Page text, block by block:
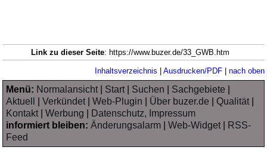
Link zu dieser Seite: https://www.buzer.de/33_GWB.htm
Inhaltsverzeichnis Ausdrucken/PDF| nach oben
Menü: Normalansicht| Start| Suchen Sachgebiete
Aktuell
|Verkündet|Web-Plugin Über buzer.de |Qualität|
Kontakt|Werbung
Datenschutz, Impressum
informiert bleiben: Änderungsalarm |Web-Widget|
RSS-
Feed